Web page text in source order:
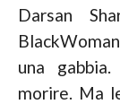
Darsan
una
morire. Ma